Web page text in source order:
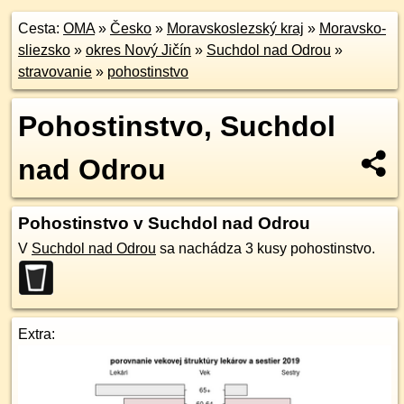
Cesta: OMA» Česko » Moravskoslezský kraj » Moravsko-
sliezsko » okres Nový Jičín » Suchdol nad Odrou »
stravovanie » pohostinstvo
Pohostinstvo, Suchdol
nad Odrou
Pohostinstvo v Suchdol nad Odrou
V Suchdol nad Odrou sa nachádza 3 kusy pohostinstvo.
Extra: